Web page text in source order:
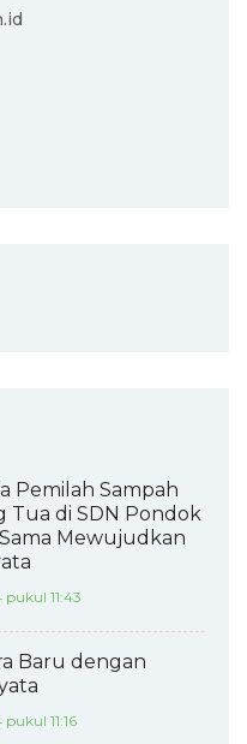
Pemilah Sampah
Tua di SDN Pondok
Mewujudkan
11:43
Baru dengan
11:16